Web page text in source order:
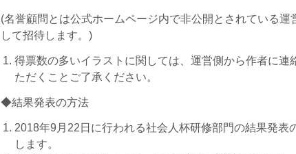
(名誉顧問とは公式ホームページ内で非公開とされている
して招待します。)
得票数の多いイラストに関しては、運営側から作者に
ただくことご了承ください。
◆結果発表の方法
2018年9月22日に行われる社会人杯研修部門の結果発
します。